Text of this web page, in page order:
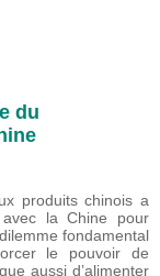
du
produits chinois a
la Chine pour
fondamental
le pouvoir de
aussi d’alimenter